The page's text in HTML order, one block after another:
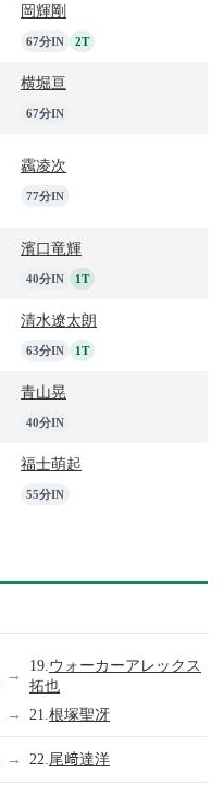
岡輝剛
67分IN 2T
横堀亘
67分IN
靏凌次
77分IN
濱口竜輝
40分IN 1T
清水遼太朗
63分IN 1T
青山晃
40分IN
福士萌起
55分IN
→
19. ウォーカーアレックス
拓也
→ 21. 根塚聖冴
→ 22. 尾﨑達洋